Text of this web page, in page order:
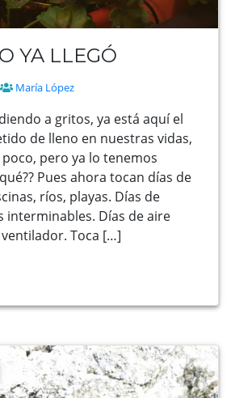
YA LLEGÓ
María López
a gritos, ya está aquí el
de lleno en nuestras vidas,
pero ya lo tenemos
Pues ahora tocan días de
ríos, playas. Días de
interminables. Días de aire
Toca […]